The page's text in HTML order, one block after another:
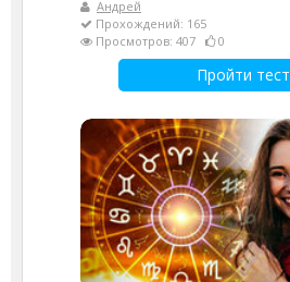
Андрей
Прохождений: 165
Просмотров: 407
0
Пройти тест